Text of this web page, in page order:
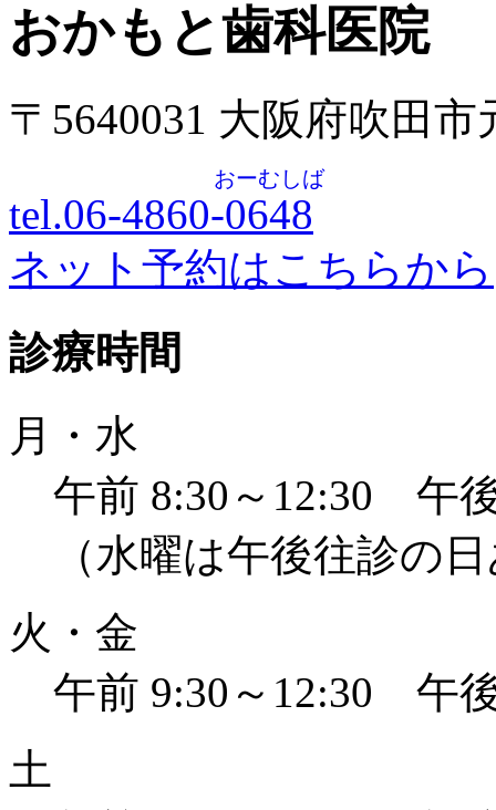
おかもと歯科医院
〒5640031 大阪府吹田
tel.06-4860-0648
おーむしば
ネット予約はこちらから
診療時間
月・水
午前 8:30～12:30 午
（水曜は午後往診の
火・金
午前 9:30～12:30 午
土